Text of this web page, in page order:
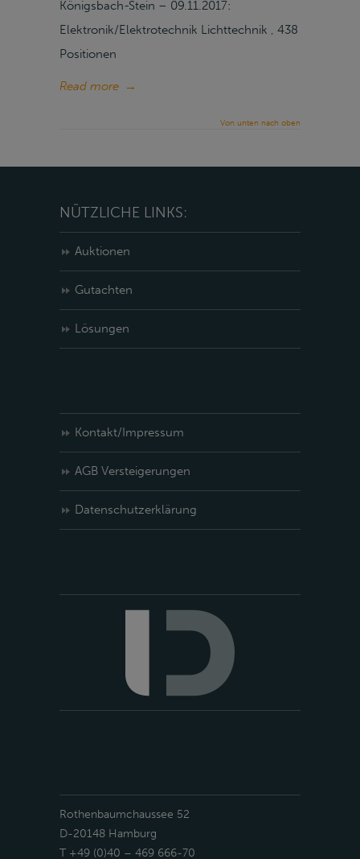
Königsbach-Stein – 09.11.2017:
Elektronik/Elektrotechnik Lichttechnik , 438
Positionen
Read more →
Von unten nach oben
NÜTZLICHE LINKS:
Auktionen
Gutachten
Lösungen
Kontakt/Impressum
AGB Versteigerungen
Datenschutzerklärung
Rothenbaumchaussee 52
D-20148 Hamburg
T +49 (0)40 – 469 666-70